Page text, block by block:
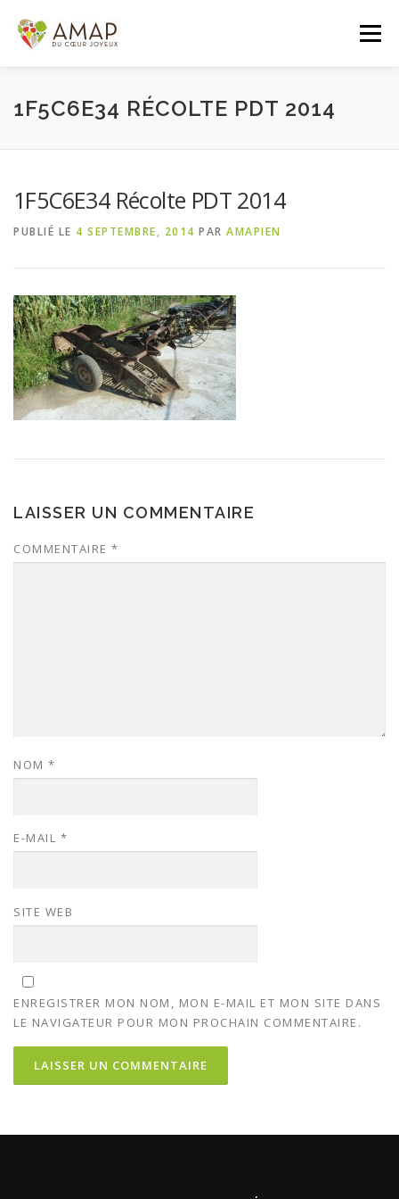
contenu
Menu
ACCUEIL L’AMAP LES PANIERS
PANIER DE LA SEMAINE
1F5C6E34 RÉCOLTE PDT 2014
1F5C6E34 Récolte PDT 2014
PUBLIÉ LE 4 SEPTEMBRE, 2014 PAR AMAPIEN
LAISSER UN COMMENTAIRE
COMMENTAIRE *
NOM *
E-MAIL *
SITE WEB
ENREGISTRER MON NOM, MON E-MAIL ET MON SITE DANS
LE NAVIGATEUR POUR MON PROCHAIN COMMENTAIRE.